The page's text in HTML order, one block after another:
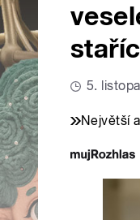
5.
Největší